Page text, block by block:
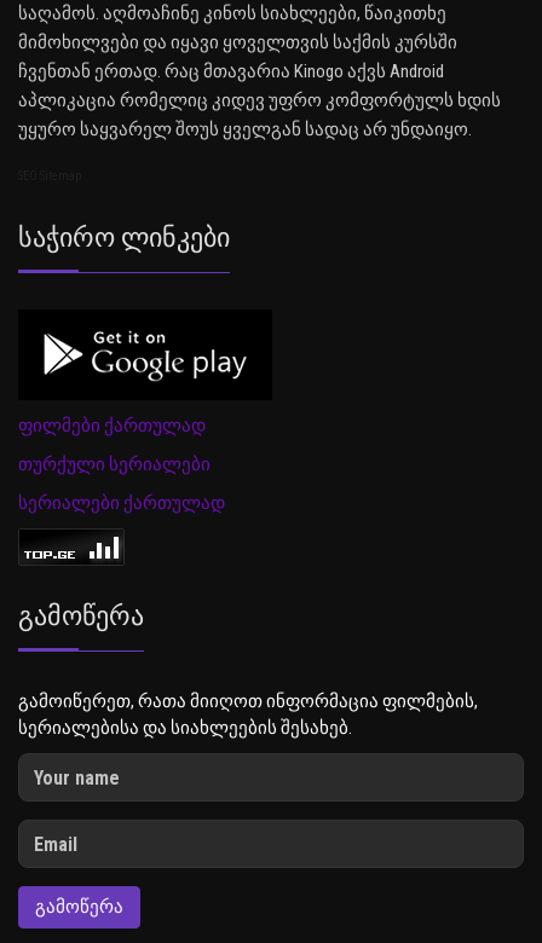
საღამოს. აღმოაჩინე კინოს სიახლეები, წაიკითხე
მიმოხილვები და იყავი ყოველთვის საქმის კურსში
ჩვენთან ერთად. რაც მთავარია Kinogo აქვს Android
აპლიკაცია რომელიც კიდევ უფრო კომფორტულს ხდის
უყურო საყვარელ შოუს ყველგან სადაც არ უნდაიყო.
Საჭირო Ლინკები
ფილმები ქართულად
თურქული სერიალები
სერიალები ქართულად
Გამოწერა
გამოიწერეთ, რათა მიიღოთ ინფორმაცია ფილმების,
სერიალებისა და სიახლეების შესახებ.
ᲒᲐᲛᲝᲬᲔᲠᲐ